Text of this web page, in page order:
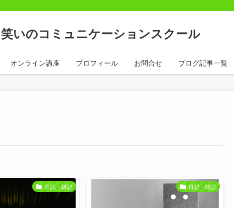
笑いのコミュニケーションスクール
オンライン講座 プロフィール お問合せ ブログ記事一覧
日記・雑記 日記・雑記